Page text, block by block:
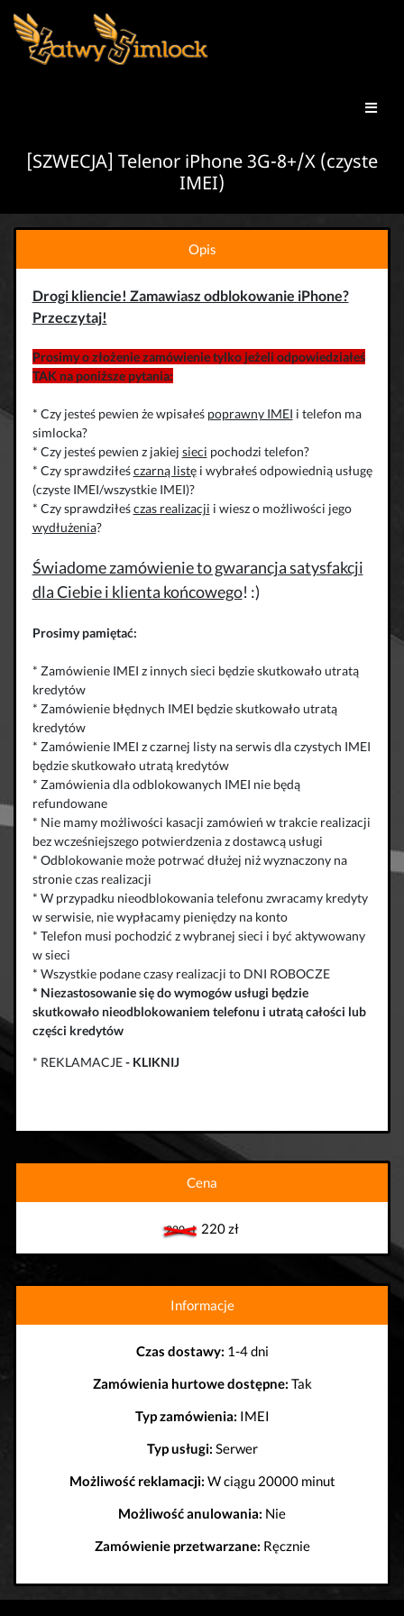
[SZWECJA] Telenor iPhone 3G-8+/X (czyste
IMEI)
Opis
Drogi kliencie! Zamawiasz odblokowanie iPhone?
Przeczytaj!
Prosimy o złożenie zamówienie tylko jeżeli odpowiedziałeś
TAK na poniższe pytania:
* Czy jesteś pewien że wpisałeś poprawny IMEI i telefon ma
simlocka?
* Czy jesteś pewien z jakiej sieci pochodzi telefon?
* Czy sprawdziłeśczarną listęi wybrałeś odpowiednią usługę
(czyste IMEI/wszystkie IMEI)?
* Czy sprawdziłeśczas realizacji i wiesz o możliwości jego
wydłużenia?
Świadome zamówienie to gwarancja satysfakcji
dla Ciebie i klienta końcowego! :)
Prosimy pamiętać:
* Zamówienie IMEI z innych sieci będzie skutkowało utratą
kredytów
* Zamówienie błędnych IMEI będzie skutkowało utratą
kredytów
* Zamówienie IMEI z czarnej listy na serwis dla czystych IMEI
będzie skutkowało utratą kredytów
* Zamówienia dla odblokowanych IMEI nie będą
refundowane
* Nie mamy możliwości kasacji zamówień w trakcie realizacji
bez wcześniejszego potwierdzenia z dostawcą usługi
* Odblokowanie może potrwać dłużej niż wyznaczony na
stronie czas realizacji
* W przypadku nieodblokowania telefonu zwracamy kredyty
w serwisie, nie wypłacamy pieniędzy na konto
* Telefon musi pochodzić z wybranej sieci i być aktywowany
w sieci
* Wszystkie podane czasy realizacji to DNI ROBOCZE
* Niezastosowanie się do wymogów usługi będzie
skutkowało nieodblokowaniem telefonu i utratą całości lub
części kredytów
* REKLAMACJE- KLIKNIJ
Cena
220 zł220 zł
Informacje
Czas dostawy: 1-4 dni
Zamówienia hurtowe dostępne: Tak
Typ zamówienia: IMEI
Typ usługi: Serwer
Możliwość reklamacji: W ciągu 20000 minut
Możliwość anulowania: Nie
Zamówienie przetwarzane: Ręcznie